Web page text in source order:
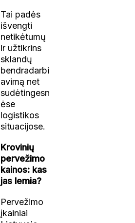
Tai padės
išvengti
netikėtumų
ir užtikrins
sklandų
bendradarbi
avimą net
sudėtingesn
ėse
logistikos
situacijose.
Krovinių
pervežimo
kainos: kas
jas lemia?
Pervežimo
įkainiai